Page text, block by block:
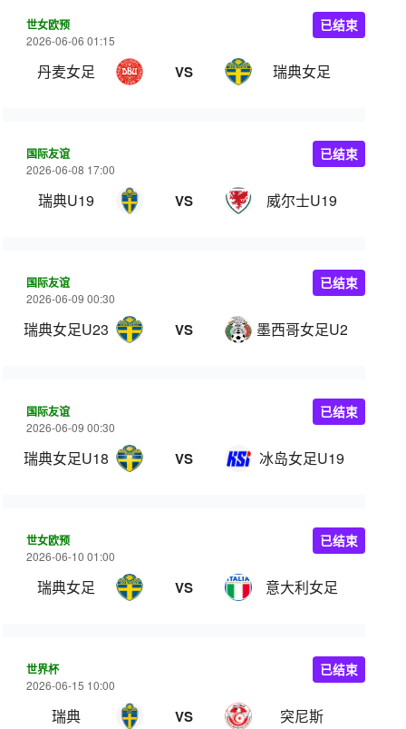
世女欧预
2026-06-06 01:15
丹麦女足 VS 瑞典女足
已结束
国际友谊
2026-06-08 17:00
瑞典U19 VS 威尔士U19
已结束
国际友谊
2026-06-09 00:30
瑞典女足U23 VS 墨西哥女足U23
已结束
国际友谊
2026-06-09 00:30
瑞典女足U18 VS 冰岛女足U19
已结束
世女欧预
2026-06-10 01:00
瑞典女足 VS 意大利女足
已结束
世界杯
2026-06-15 10:00
瑞典 VS 突尼斯
已结束